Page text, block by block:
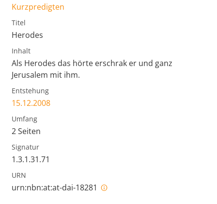
Kurzpredigten
Titel
Herodes
Inhalt
Als Herodes das hörte erschrak er und ganz
Jerusalem mit ihm.
Entstehung
15.12.2008
Umfang
2 Seiten
Signatur
1.3.1.31.71
URN
urn:nbn:at:at-dai-18281